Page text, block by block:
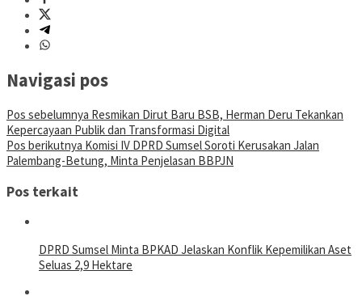
Navigasi pos
Pos sebelumnya Resmikan Dirut Baru BSB, Herman Deru Tekankan
Kepercayaan Publik dan Transformasi Digital
Pos berikutnya Komisi IV DPRD Sumsel Soroti Kerusakan Jalan
Palembang-Betung, Minta Penjelasan BBPJN
Pos terkait
DPRD Sumsel Minta BPKAD Jelaskan Konflik Kepemilikan Aset
Seluas 2,9 Hektare